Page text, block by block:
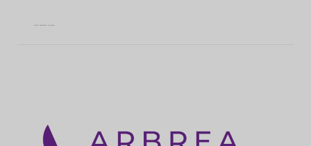
Zuletzt aktualisiert: Mai 8, 2026